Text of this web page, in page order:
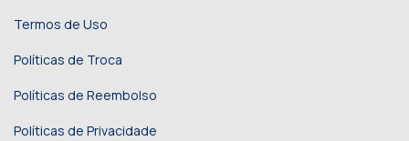
Termos de Uso
Políticas de Troca
Políticas de Reembolso
Políticas de Privacidade